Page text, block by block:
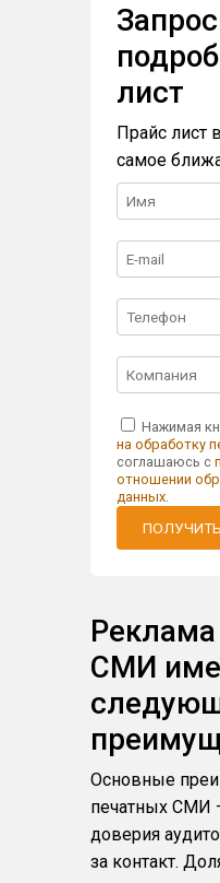
лист
Прайс лист
самое
Нажимая
на обработку
соглашаюсь с
отношении
данных
СМИ
Основные
печатных СМИ
доверия
за контакт.